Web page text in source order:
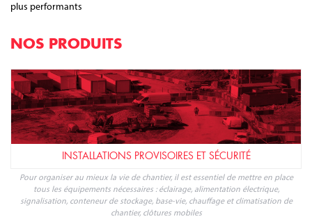
plus performants
NOS PRODUITS
INSTALLATIONS PROVISOIRES ET SÉCURITÉ
Pour organiser au mieux la vie de chantier, il est essentiel de mettre en place
tous les équipements nécessaires : éclairage, alimentation électrique,
signalisation, conteneur de stockage, base-vie, chauffage et climatisation de
chantier, clôtures mobiles